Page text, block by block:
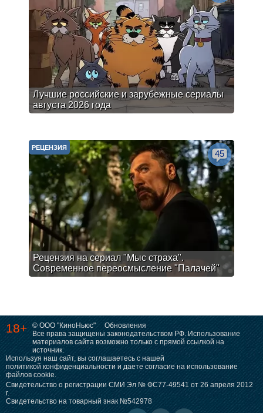
Лучшие российские и зарубежные сериалы
августа 2026 года
Рецензия на сериал "Мыс страха".
Современное переосмысление "Палачей"
РЕЦЕНЗИЯ
45
18+ © ООО "КиноНьюс"
Обновления
Все права защищены законодательством РФ. Использование
материалов сайта возможно только с прямой ссылкой на
источник.
Используя наш сайт, вы соглашаетесь с нашей
политикой конфиденциальности и даете согласие на использование
файлов cookie.
Свидетельство о регистрации СМИ Эл № ФС77-49541 от 26 апреля 2012
г.
Свидетельство на товарный знак №542978